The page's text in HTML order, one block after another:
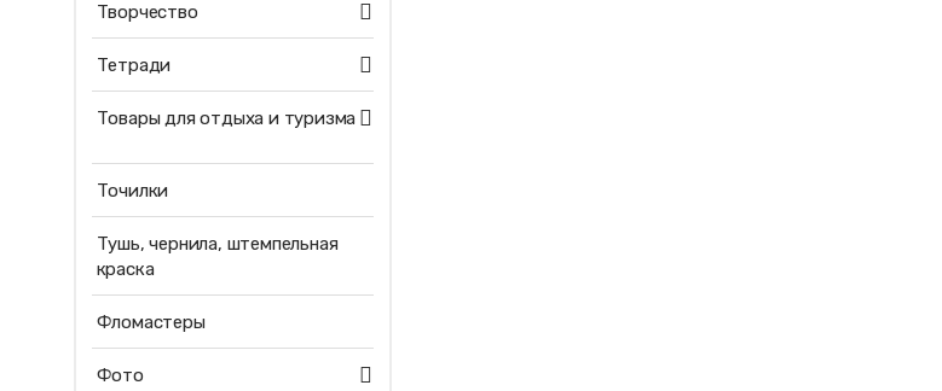
Творчество
Тетради
Товары для отдыха и туризма
Точилки
Тушь, чернила, штемпельная
краска
Фломастеры
Фото